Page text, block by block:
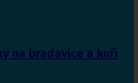
na bradavice a kuří